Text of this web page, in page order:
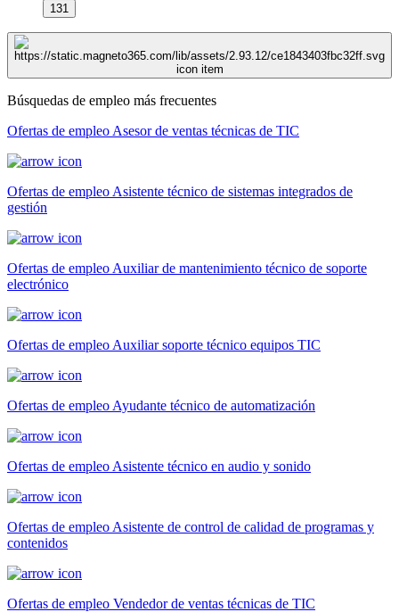
131
Búsquedas de empleo más frecuentes
Ofertas de empleo Asesor de ventas técnicas de TIC
Ofertas de empleo Asistente técnico de sistemas integrados de
gestión
Ofertas de empleo Auxiliar de mantenimiento técnico de soporte
electrónico
Ofertas de empleo Auxiliar soporte técnico equipos TIC
Ofertas de empleo Ayudante técnico de automatización
Ofertas de empleo Asistente técnico en audio y sonido
Ofertas de empleo Asistente de control de calidad de programas y
contenidos
Ofertas de empleo Vendedor de ventas técnicas de TIC